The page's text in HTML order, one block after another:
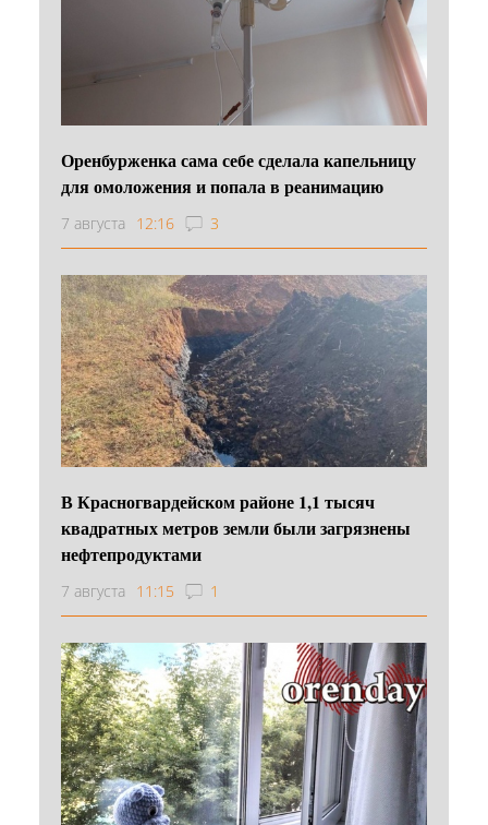
Оренбурженка сама себе сделала капельницу
для омоложения и попала в реанимацию
7 августа 12:16 3
В Красногвардейском районе 1,1 тысяч
квадратных метров земли были загрязнены
нефтепродуктами
7 августа 11:15 1